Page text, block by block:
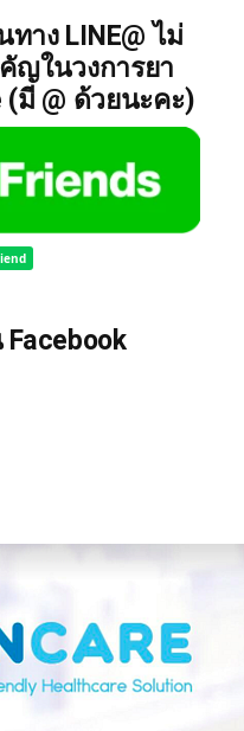
าง LINE@ ไม่
ญในวงการยา
(มี @ ด้วยนะคะ)